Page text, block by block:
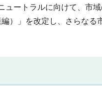
ュートラルに向けて、市
）」を改定し、さらな